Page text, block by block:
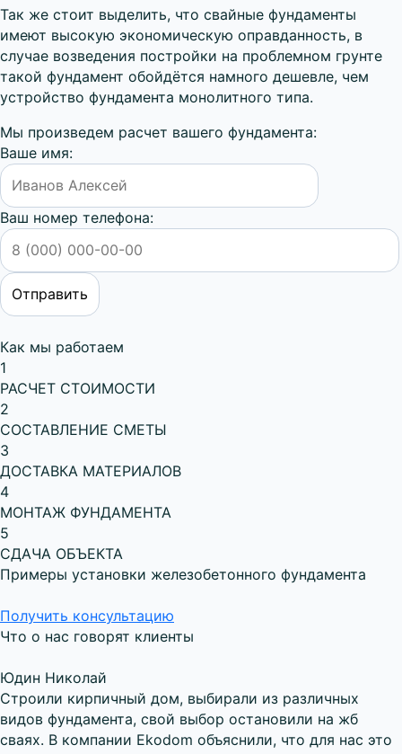
Так же стоит выделить, что свайные фундаменты
имеют высокую экономическую оправданность, в
случае возведения постройки на проблемном грунте
такой фундамент обойдётся намного дешевле, чем
устройство фундамента монолитного типа.
Мы произведем расчет вашего фундамента:
Ваше имя:
Ваш номер телефона:
Как мы работаем
1
РАСЧЕТ СТОИМОСТИ
2
СОСТАВЛЕНИЕ СМЕТЫ
3
ДОСТАВКА МАТЕРИАЛОВ
4
МОНТАЖ ФУНДАМЕНТА
5
СДАЧА ОБЪЕКТА
Примеры установки железобетонного фундамента
Получить консультацию
Что о нас говорят клиенты
Юдин Николай
Строили кирпичный дом, выбирали из различных
видов фундамента, свой выбор остановили на жб
сваях. В компании Ekodom объяснили, что для нас это